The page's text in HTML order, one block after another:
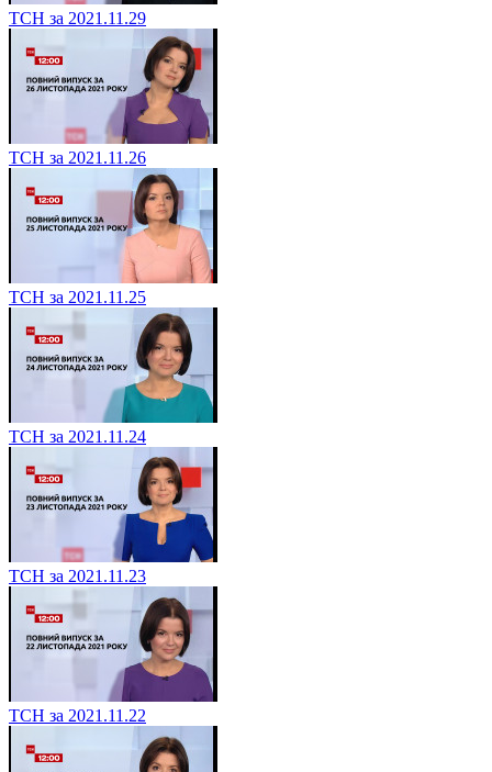
ТСН за 2021.11.29
ТСН за 2021.11.26
ТСН за 2021.11.25
ТСН за 2021.11.24
ТСН за 2021.11.23
ТСН за 2021.11.22